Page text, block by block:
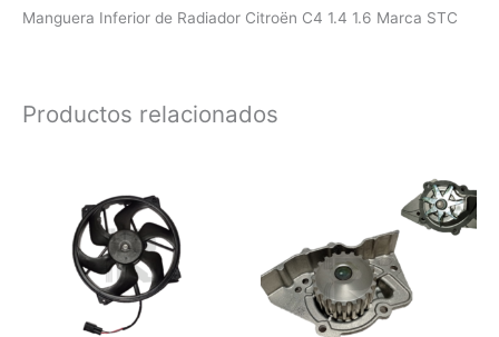
Manguera Inferior de Radiador Citroën C4 1.4 1.6 Marca STC
Productos relacionados